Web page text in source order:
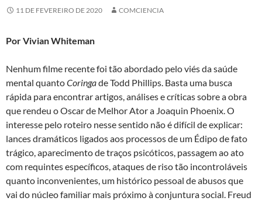
11 DE FEVEREIRO DE 2020 COMCIENCIA
Por Vivian Whiteman
Nenhum filme recente foi tão abordado pelo viés da saúde
mental quantoCoringade Todd Phillips. Basta uma busca
rápida para encontrar artigos, análises e críticas sobre a obra
que rendeu o Oscar de Melhor Ator a Joaquin Phoenix. O
interesse pelo roteiro nesse sentido não é difícil de explicar:
lances dramáticos ligados aos processos de um Édipo de fato
trágico, aparecimento de traços psicóticos, passagem ao ato
com requintes específicos, ataques de riso tão incontroláveis
quanto inconvenientes, um histórico pessoal de abusos que
vai do núcleo familiar mais próximo à conjuntura social. Freud